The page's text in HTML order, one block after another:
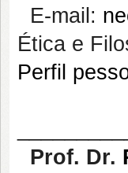
E-mail:
Ética e
Perfil
Prof. Dr.